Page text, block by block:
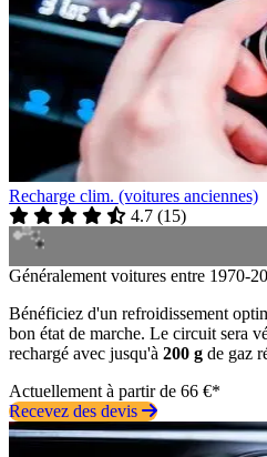
Recharge clim. (voitures anciennes)
4.7 (15)
Généralement voitures entre 1970-
Bénéficiez d'un refroidissement
bon état de marche. Le circuit sera
rechargé avec jusqu'à 200 g de gaz
Actuellement à partir de 66 €*
Recevez des devis